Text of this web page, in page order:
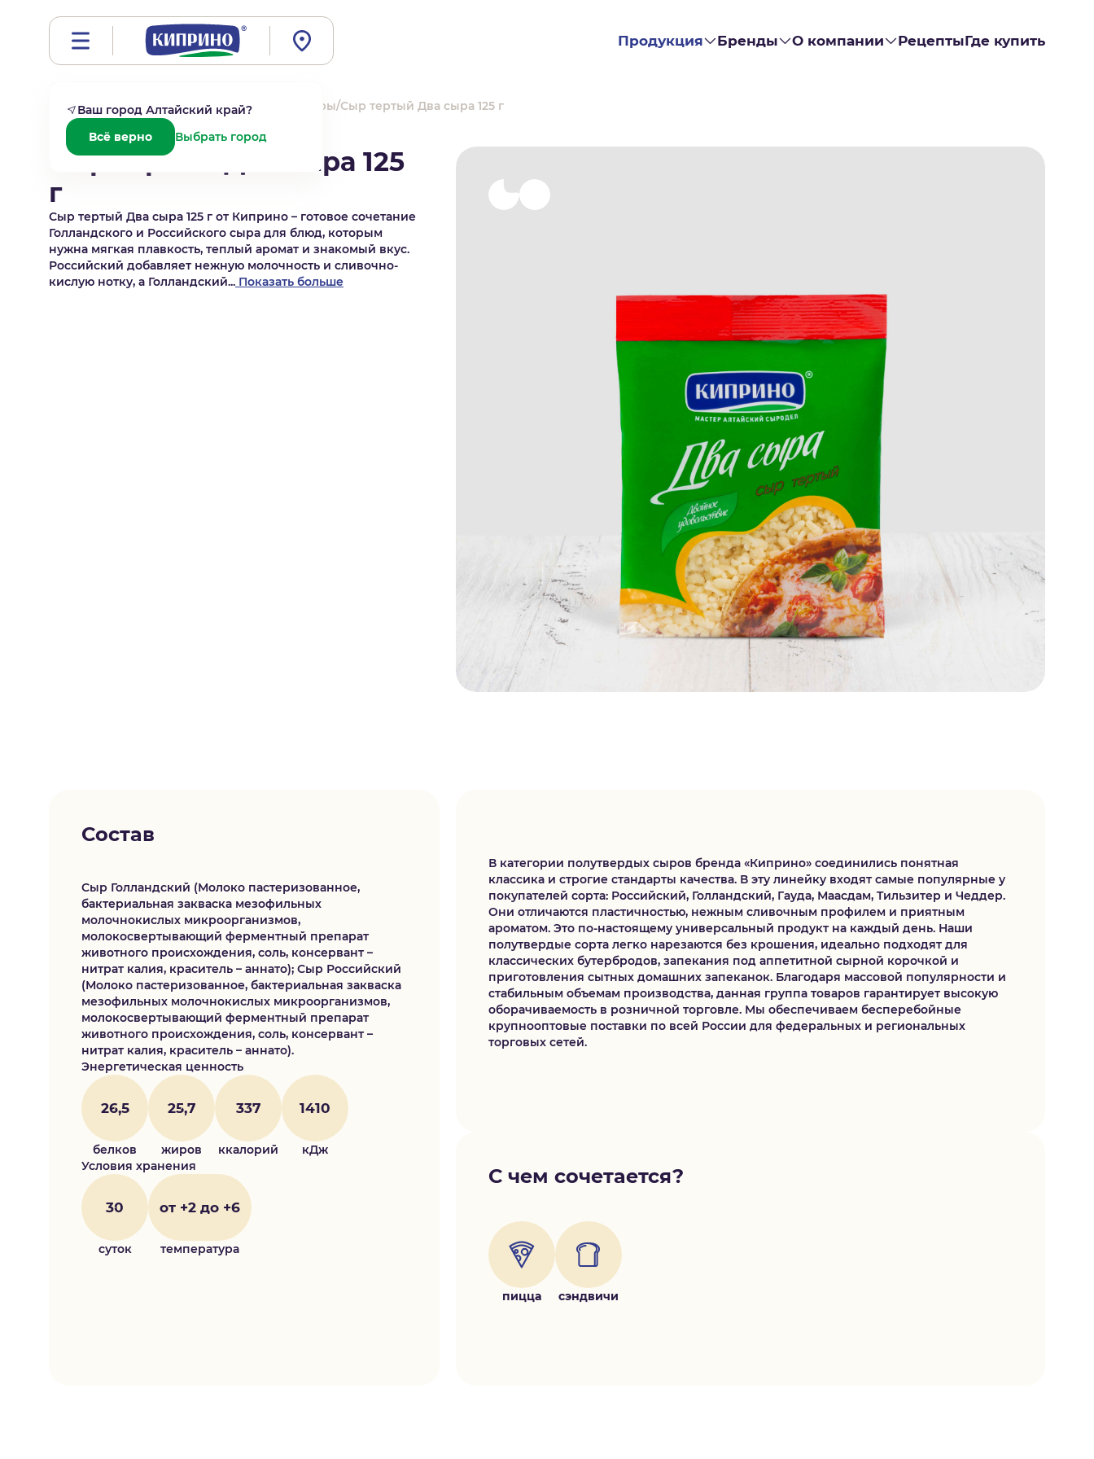
Ваш город Алтайский край?
Всё верно
Выбрать город
Продукция Бренды О компании РецептыГде купить
Главная/Продукция/Сыры/ Полутвердые сыры/Сыр тертый Два сыра 125 г
Сыр тертый Два сыра 125
г
Сыр тертый Два сыра 125 г от Киприно – готовое сочетание
Голландского и Российского сыра для блюд, которым
нужна мягкая плавкость, теплый аромат и знакомый вкус.
Российский добавляет нежную молочность и сливочно-
кислую нотку, а Голландский... Показать больше
Состав
Сыр Голландский (Молоко пастеризованное,
бактериальная закваска мезофильных
молочнокислых микроорганизмов,
молокосвертывающий ферментный препарат
животного происхождения, соль, консервант –
нитрат калия, краситель – аннато); Сыр Российский
(Молоко пастеризованное, бактериальная закваска
мезофильных молочнокислых микроорганизмов,
молокосвертывающий ферментный препарат
животного происхождения, соль, консервант –
нитрат калия, краситель – аннато).
Энергетическая ценность
26,5
белков
25,7
жиров
337
ккалорий
1410
кДж
Условия хранения
30
суток
от +2 до +6
температура
В категории полутвердых сыров бренда «Киприно» соединились понятная
классика и строгие стандарты качества. В эту линейку входят самые популярные у
покупателей сорта: Российский, Голландский, Гауда, Маасдам, Tильзитер и Чеддер.
Они отличаются пластичностью, нежным сливочным профилем и приятным
ароматом. Это по-настоящему универсальный продукт на каждый день. Наши
полутвердые сорта легко нарезаются без крошения, идеально подходят для
классических бутербродов, запекания под аппетитной сырной корочкой и
приготовления сытных домашних запеканок. Благодаря массовой популярности и
стабильным объемам производства, данная группа товаров гарантирует высокую
оборачиваемость в розничной торговле. Мы обеспечиваем бесперебойные
крупнооптовые поставки по всей России для федеральных и региональных
торговых сетей.
С чем сочетается?
пицца сэндвичи